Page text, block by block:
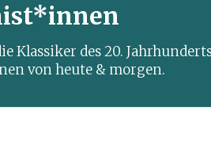
Klassiker des 20.
von heute & morgen.